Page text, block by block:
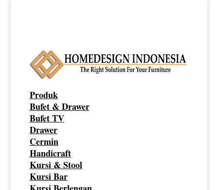
Produk
Bufet & Drawer
Bufet TV
Drawer
Cermin
Handicraft
Kursi & Stool
Kursi Bar